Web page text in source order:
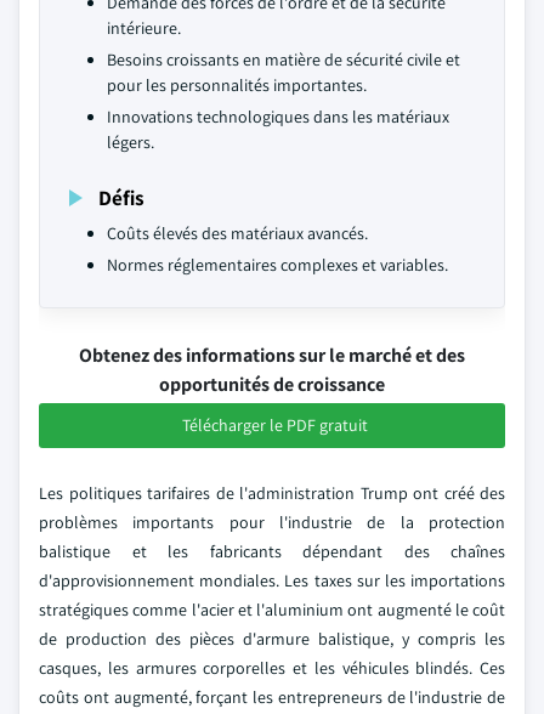
intérieure.
Besoins croissants en matière de sécurité civile et
pour les personnalités importantes.
Innovations technologiques dans les matériaux
légers.
Défis
Coûts élevés des matériaux avancés.
Normes réglementaires complexes et variables.
Obtenez des informations sur le marché et des
opportunités de croissance
Télécharger le PDF gratuit
Les politiques tarifaires de l'administration Trump ont créé des
problèmes importants pour l'industrie de la protection
balistique et les fabricants dépendant des chaînes
d'approvisionnement mondiales. Les taxes sur les importations
stratégiques comme l'acier et l'aluminium ont augmenté le coût
de production des pièces d'armure balistique, y compris les
casques, les armures corporelles et les véhicules blindés. Ces
coûts ont augmenté, forçant les entrepreneurs de l'industrie de